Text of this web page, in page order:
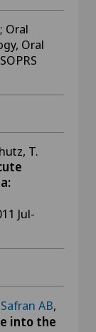
Oral
Oral
T.
Jul-
Safran AB,
into the